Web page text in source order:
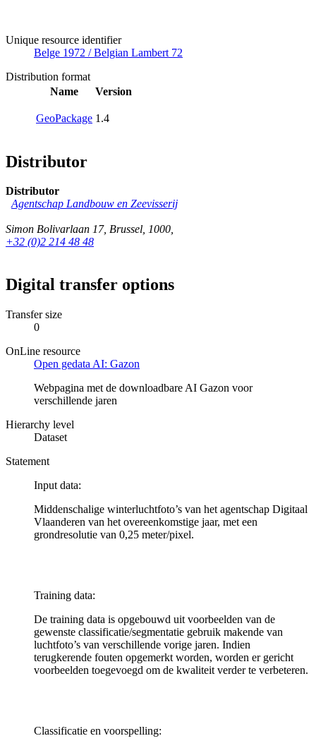
Unique resource identifier
Belge 1972 / Belgian Lambert 72
Distribution format
Name
Version
GeoPackage 1.4
Distributor
Distributor
Agentschap Landbouw en Zeevisserij
Simon Bolivarlaan 17, Brussel, 1000,
+32 (0)2 214 48 48
Digital transfer options
Transfer size
0
OnLine resource
Open gedata AI: Gazon
Webpagina met de downloadbare AI Gazon voor
verschillende jaren
Hierarchy level
Dataset
Statement
Input data:
Middenschalige winterluchtfoto’s van het agentschap Digitaal
Vlaanderen van het overeenkomstige jaar, met een
grondresolutie van 0,25 meter/pixel.
Training data:
De training data is opgebouwd uit voorbeelden van de
gewenste classificatie/segmentatie gebruik makende van
luchtfoto’s van verschillende vorige jaren. Indien
terugkerende fouten opgemerkt worden, worden er gericht
voorbeelden toegevoegd om de kwaliteit verder te verbeteren.
Classificatie en voorspelling: